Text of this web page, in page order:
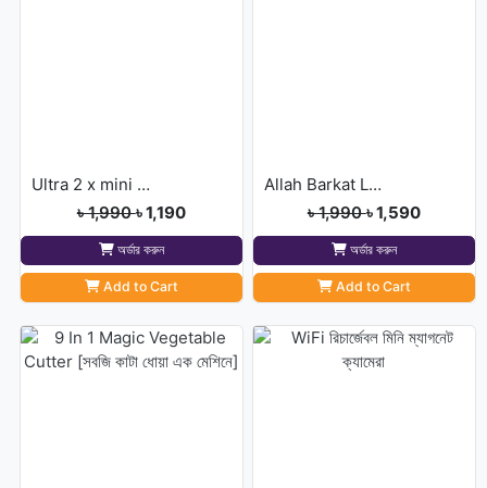
Ultra 2 x mini air cooler
৳ 1,990৳ 1,190
অর্ডার করুন
Add to Cart
Allah Barkat Locket( INDIAN)
৳ 1,990৳ 1,590
অর্ডার করুন
Add to Cart